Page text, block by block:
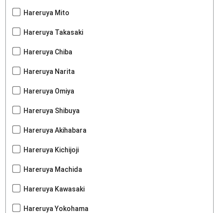
Hareruya Mito
Hareruya Takasaki
Hareruya Chiba
Hareruya Narita
Hareruya Omiya
Hareruya Shibuya
Hareruya Akihabara
Hareruya Kichijoji
Hareruya Machida
Hareruya Kawasaki
Hareruya Yokohama